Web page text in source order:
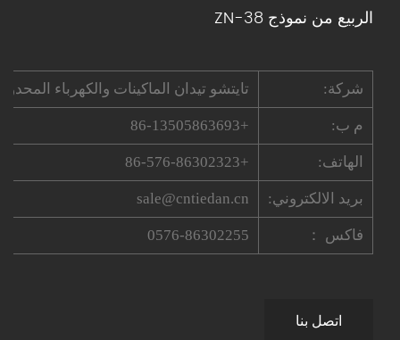
الربيع من نموذج ZN-38
شركة: تايتشو تيدان الماكينات والكهرباء
م ب: +86-13505863693
الهاتف: +86-576-86302323
بريد الالكتروني: sale@cntiedan.cn
فاكس ： 0576-86302255
اتصل بنا